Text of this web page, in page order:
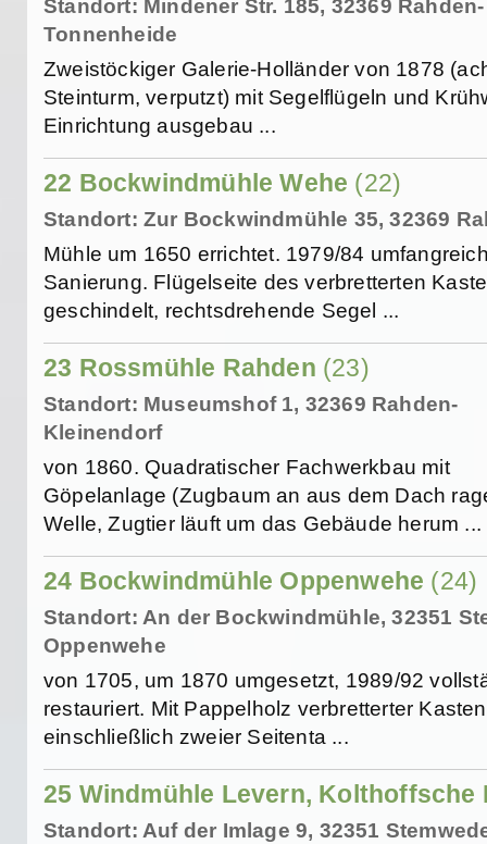
Standort: Mindener Str. 185, 32369 Rahden-
Tonnenheide
Zweistöckiger Galerie-Holländer von 1878
Steinturm, verputzt) mit Segelflügeln und
Einrichtung ausgebau ...
22 Bockwindmühle Wehe (22)
Standort: Zur Bockwindmühle 35, 32369
Mühle um 1650 errichtet. 1979/84
Sanierung. Flügelseite des verbretterten
geschindelt, rechtsdrehende Segel ...
23 Rossmühle Rahden (23)
Standort: Museumshof 1, 32369 Rahden-
Kleinendorf
von 1860. Quadratischer Fachwerkbau mit
Göpelanlage (Zugbaum an aus dem Dach
Welle, Zugtier läuft um das Gebäude herum ...
24 Bockwindmühle Oppenwehe (24)
Standort: An der Bockwindmühle, 32351
Oppenwehe
von 1705, um 1870 umgesetzt, 1989/92
restauriert. Mit Pappelholz verbretterter Kasten
einschließlich zweier Seitenta ...
25 Windmühle Levern, Kolthoffsche
Standort: Auf der Imlage 9, 32351